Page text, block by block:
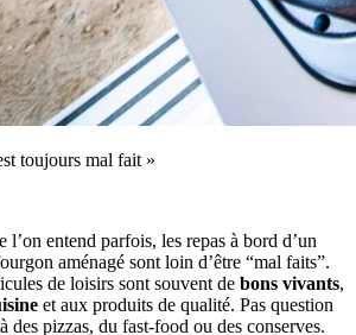
toujours mal fait »
l’on entend parfois, les repas à bord d’un
aménagé sont loin d’être “mal faits”.
de loisirs sont souvent de bons vivants,
et aux produits de qualité. Pas question
des pizzas, du fast‑food ou des conserves.